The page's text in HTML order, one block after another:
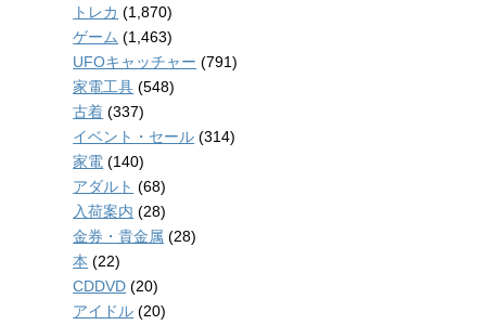
トレカ (1,870)
ゲーム (1,463)
UFOキャッチャー (791)
家電工具 (548)
古着 (337)
イベント・セール (314)
家電 (140)
アダルト (68)
入荷案内 (28)
金券・貴金属 (28)
本 (22)
CDDVD (20)
アイドル (20)